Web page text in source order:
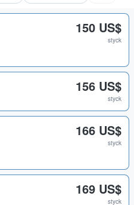
150 US$
styck
156 US$
styck
166 US$
styck
169 US$
styck